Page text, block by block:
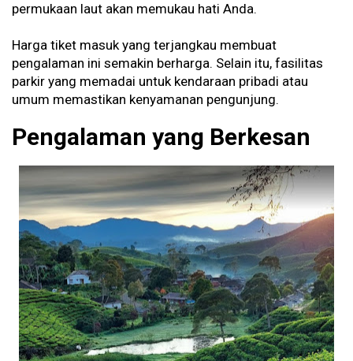
permukaan laut akan memukau hati Anda.
Harga tiket masuk yang terjangkau membuat
pengalaman ini semakin berharga. Selain itu, fasilitas
parkir yang memadai untuk kendaraan pribadi atau
umum memastikan kenyamanan pengunjung.
Pengalaman yang Berkesan